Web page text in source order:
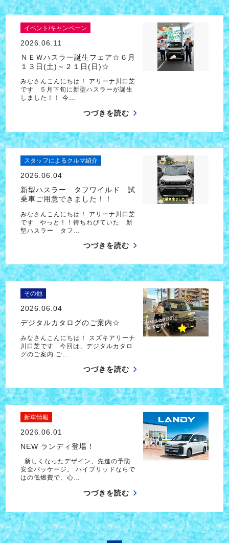
イベント/キャンペーン
2026.06.11
ＮＥＷハスラー誕生フェア☆６月
１３日(土)～２１日(日)☆
みなさんこんにちは！ アリーナ川口芝
です ５月下旬に新型ハスラーが誕生
しました！！ 今…
つづきを読む
スタッフによるクルマ紹介
2026.06.04
新型ハスラー タフワイルド 試
乗車ご用意できました！！
みなさんこんにちは！ アリーナ川口芝
です やっと！！待ちわびていた 新
型ハスラー タフ…
つづきを読む
その他
2026.06.04
デジタルカタログのご案内☆
みなさんこんにちは！ スズキアリーナ
川口芝です 今回は、デジタルカタロ
グのご案内 ご…
つづきを読む
新車情報
2026.06.01
NEW ランディ登場！
新しくなったデザイン、先進の予防
安全パッケージ。 ハイブリッドならで
はの低燃費で、心…
つづきを読む